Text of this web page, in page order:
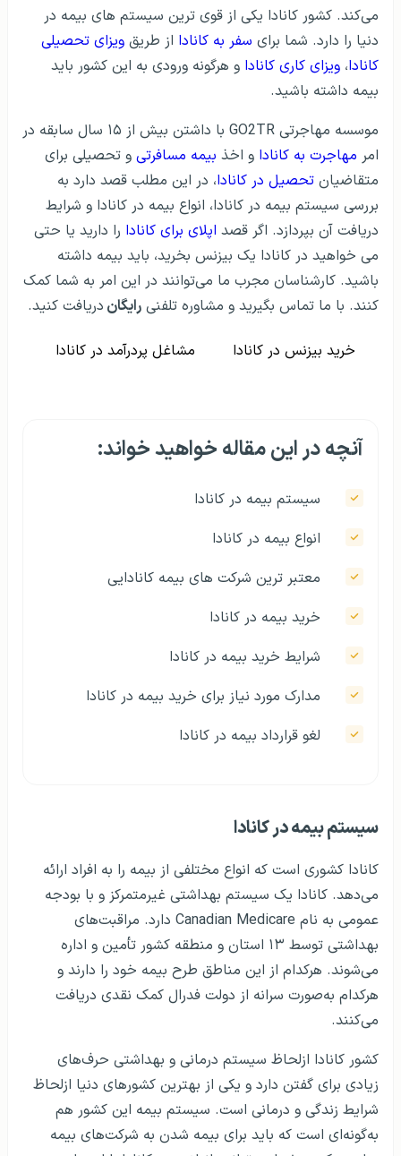
می‌کند. کشور کانادا یکی از قوی ترین سیستم های بیمه در
دنیا را دارد. شما برای سفر به کانادا از طریق ویزای تحصیلی
کانادا، ویزای کاری کانادا و هرگونه ورودی به این کشور باید
بیمه داشته باشید.
موسسه مهاجرتی GO2TR با داشتن بیش از ۱۵ سال سابقه در
امر مهاجرت به کانادا و اخذ بیمه مسافرتی و تحصیلی برای
متقاضیان تحصیل در کانادا، در این مطلب قصد دارد به
بررسی سیستم بیمه در کانادا، انواع بیمه در کانادا و شرایط
دریافت آن بپردازد. اگر قصد اپلای برای کانادا را دارید یا حتی
می خواهید در کانادا یک بیزنس بخرید، باید بیمه داشته
باشید. کارشناسان مجرب ما می‌توانند در این امر به شما کمک
کنند. با ما تماس بگیرید و مشاوره تلفنی رایگان دریافت کنید.
خرید بیزنس در کانادا مشاغل پردرآمد در کانادا
آنچه در این مقاله خواهید خواند:
سیستم بیمه در کانادا
انواع بیمه در کانادا
معتبر ترین شرکت های بیمه کانادایی
خرید بیمه در کانادا
شرایط خرید بیمه در کانادا
مدارک مورد نیاز برای خرید بیمه در کانادا
لغو قرارداد بیمه در کانادا
سیستم بیمه در کانادا
کانادا کشوری است که انواع مختلفی از بیمه را به افراد ارائه
می‌دهد. کانادا یک سیستم بهداشتی غیرمتمرکز و با بودجه
عمومی به نام Canadian Medicare دارد. مراقبت‌های
بهداشتی توسط ۱۳ استان و منطقه کشور تأمین و اداره
می‌شوند. هرکدام از این مناطق طرح بیمه خود را دارند و
هرکدام به‌صورت سرانه از دولت فدرال کمک نقدی دریافت
می‌کنند.
کشور کانادا ازلحاظ سیستم درمانی و بهداشتی حرف‌های
زیادی برای گفتن دارد و یکی از بهترین کشورهای دنیا ازلحاظ
شرایط زندگی و درمانی است. سیستم بیمه این کشور هم
به‌گونه‌ای است که باید برای بیمه شدن به شرکت‌های بیمه